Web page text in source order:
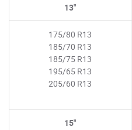
13"
175/80 R13
185/70 R13
185/75 R13
195/65 R13
205/60 R13
15"